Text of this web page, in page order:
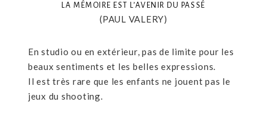
LA MÉMOIRE EST L’AVENIR DU PASSÉ
(PAUL VALERY)
En studio ou en extérieur, pas de limite pour les
beaux sentiments et les belles expressions.
Il est très rare que les enfants ne jouent pas le
jeux du shooting.